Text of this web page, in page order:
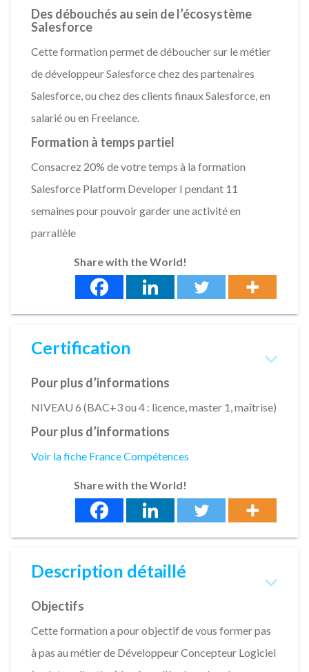
Des débouchés au sein de l’écosystème
Salesforce
Cette formation permet de déboucher sur le métier
de développeur Salesforce chez des partenaires
Salesforce, ou chez des clients finaux Salesforce, en
salarié ou en Freelance.
Formation à temps partiel
Consacrez 20% de votre temps à la formation
Salesforce Platform Developer I pendant 11
semaines pour pouvoir garder une activité en
parrallèle
Share with the World!
Certification
Pour plus d’informations
NIVEAU 6 (BAC+3 ou 4 : licence, master 1, maîtrise)
Pour plus d’informations
Voir la fiche France Compétences
Share with the World!
Description détaillé
Objectifs
Cette formation a pour objectif de vous former pas
à pas au métier de Développeur Concepteur Logiciel